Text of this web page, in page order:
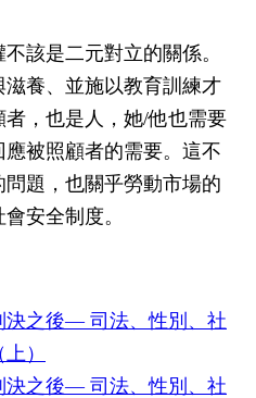
該是二元對立的關係。
養、並施以教育訓練才
，也是人，她/他也需要
被照顧者的需要。這不
題，也關乎勞動市場的
安全制度。
決之後— 司法、性別、社
）
決之後— 司法、性別、社